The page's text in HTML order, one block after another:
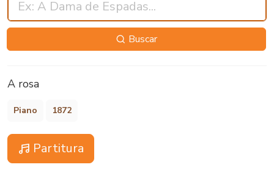
Buscar
A rosa
Piano 1872
Partitura